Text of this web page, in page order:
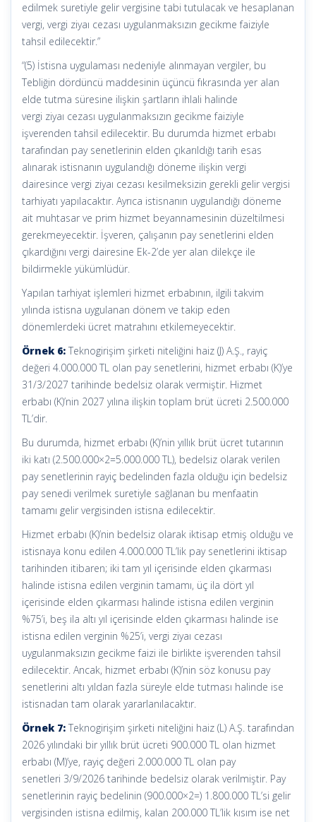
edilmek suretiyle gelir vergisine tabi tutulacak ve hesaplanan
vergi, vergi ziyaı cezası uygulanmaksızın gecikme faiziyle
tahsil edilecektir.”
“(5) İstisna uygulaması nedeniyle alınmayan vergiler, bu
Tebliğin dördüncü maddesinin üçüncü fıkrasında yer alan
elde tutma süresine ilişkin şartların ihlali halinde
vergi ziyaı cezası uygulanmaksızın gecikme faiziyle
işverenden tahsil edilecektir. Bu durumda hizmet erbabı
tarafından pay senetlerinin elden çıkarıldığı tarih esas
alınarak istisnanın uygulandığı döneme ilişkin vergi
dairesince vergi ziyaı cezası kesilmeksizin gerekli gelir vergisi
tarhiyatı yapılacaktır. Ayrıca istisnanın uygulandığı döneme
ait muhtasar ve prim hizmet beyannamesinin düzeltilmesi
gerekmeyecektir. İşveren, çalışanın pay senetlerini elden
çıkardığını vergi dairesine Ek-2’de yer alan dilekçe ile
bildirmekle yükümlüdür.
Yapılan tarhiyat işlemleri hizmet erbabının, ilgili takvim
yılında istisna uygulanan dönem ve takip eden
dönemlerdeki ücret matrahını etkilemeyecektir.
Örnek 6: Teknogirişim şirketi niteliğini haiz (J) A.Ş., rayiç
değeri 4.000.000 TL olan pay senetlerini, hizmet erbabı (K)’ye
31/3/2027 tarihinde bedelsiz olarak vermiştir. Hizmet
erbabı (K)’nin 2027 yılına ilişkin toplam brüt ücreti 2.500.000
TL’dir.
Bu durumda, hizmet erbabı (K)’nin yıllık brüt ücret tutarının
iki katı (2.500.000×2=5.000.000 TL), bedelsiz olarak verilen
pay senetlerinin rayiç bedelinden fazla olduğu için bedelsiz
pay senedi verilmek suretiyle sağlanan bu menfaatin
tamamı gelir vergisinden istisna edilecektir.
Hizmet erbabı (K)’nin bedelsiz olarak iktisap etmiş olduğu ve
istisnaya konu edilen 4.000.000 TL’lik pay senetlerini iktisap
tarihinden itibaren; iki tam yıl içerisinde elden çıkarması
halinde istisna edilen verginin tamamı, üç ila dört yıl
içerisinde elden çıkarması halinde istisna edilen verginin
%75’i, beş ila altı yıl içerisinde elden çıkarması halinde ise
istisna edilen verginin %25’i, vergi ziyaı cezası
uygulanmaksızın gecikme faizi ile birlikte işverenden tahsil
edilecektir. Ancak, hizmet erbabı (K)’nin söz konusu pay
senetlerini altı yıldan fazla süreyle elde tutması halinde ise
istisnadan tam olarak yararlanılacaktır.
Örnek 7: Teknogirişim şirketi niteliğini haiz (L) A.Ş. tarafından
2026 yılındaki bir yıllık brüt ücreti 900.000 TL olan hizmet
erbabı (M)’ye, rayiç değeri 2.000.000 TL olan pay
senetleri 3/9/2026 tarihinde bedelsiz olarak verilmiştir. Pay
senetlerinin rayiç bedelinin (900.000×2=) 1.800.000 TL’si gelir
vergisinden istisna edilmiş, kalan 200.000 TL’lik kısım ise net